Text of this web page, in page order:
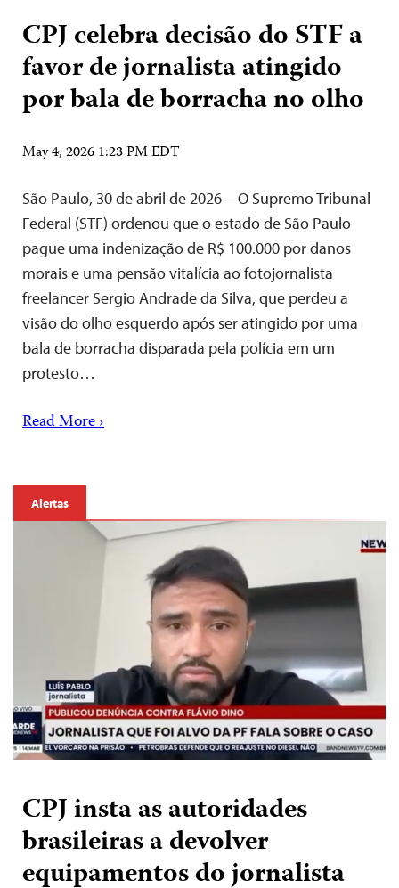
CPJ celebra decisão do STF a
favor de jornalista atingido
por bala de borracha no olho
May 4, 2026 1:23 PM EDT
São Paulo, 30 de abril de 2026—O Supremo Tribunal
Federal (STF) ordenou que o estado de São Paulo
pague uma indenização de R$ 100.000 por danos
morais e uma pensão vitalícia ao fotojornalista
freelancer Sergio Andrade da Silva, que perdeu a
visão do olho esquerdo após ser atingido por uma
bala de borracha disparada pela polícia em um
protesto…
Read More ›
Alertas
CPJ insta as autoridades
brasileiras a devolver
equipamentos do jornalista